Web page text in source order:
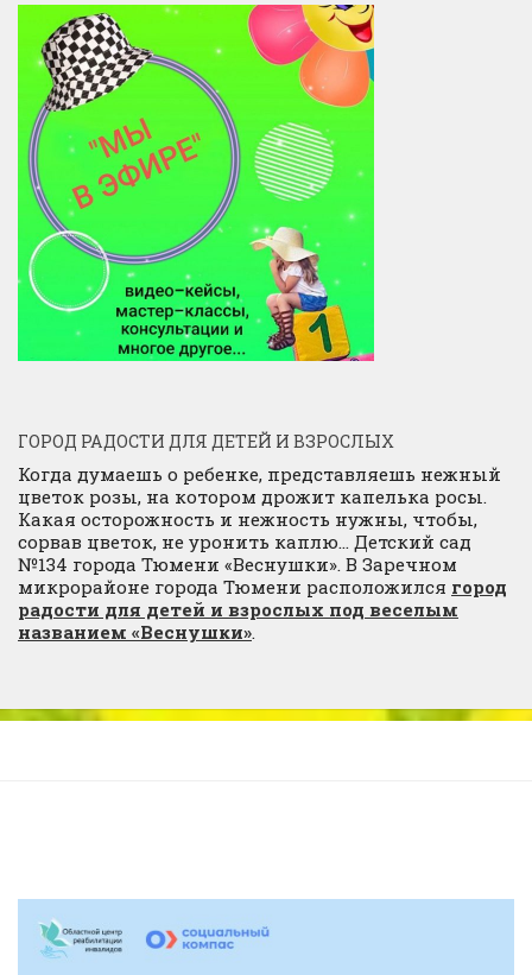
ГОРОД РАДОСТИ ДЛЯ ДЕТЕЙ И ВЗРОСЛЫХ
Когда думаешь о ребенке, представляешь нежный
цветок розы, на котором дрожит капелька росы.
Какая осторожность и нежность нужны, чтобы,
сорвав цветок, не уронить каплю… Детский сад
№134 города Тюмени «Веснушки». В Заречном
микрорайоне города Тюмени расположился город
радости для детей и взрослых под веселым
названием «Веснушки».